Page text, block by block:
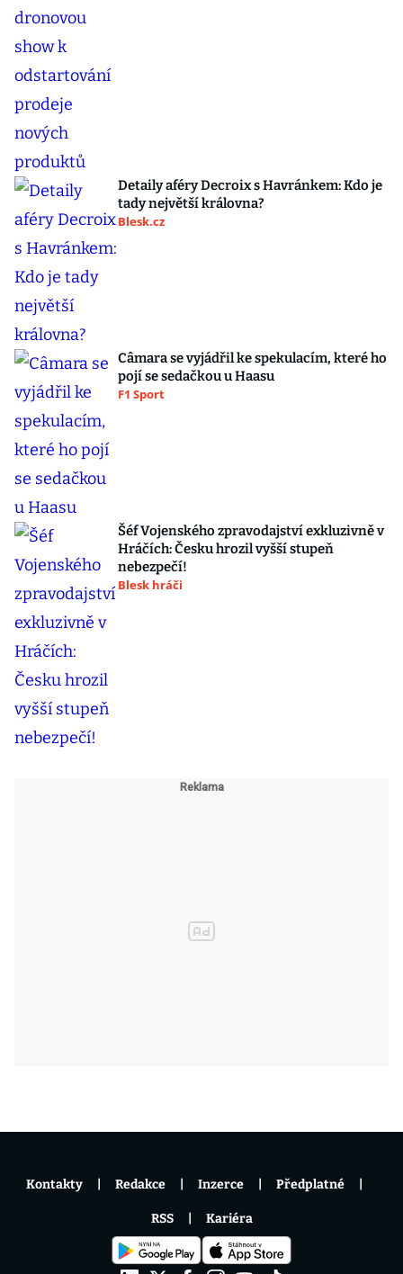
Detaily aféry Decroix s Havránkem: Kdo je
tady největší královna?
Blesk.cz
Câmara se vyjádřil ke spekulacím, které ho
pojí se sedačkou u Haasu
F1 Sport
Šéf Vojenského zpravodajství exkluzivně v
Hráčích: Česku hrozil vyšší stupeň
nebezpečí!
Blesk hráči
Kontakty Redakce Inzerce Předplatné
RSS Kariéra